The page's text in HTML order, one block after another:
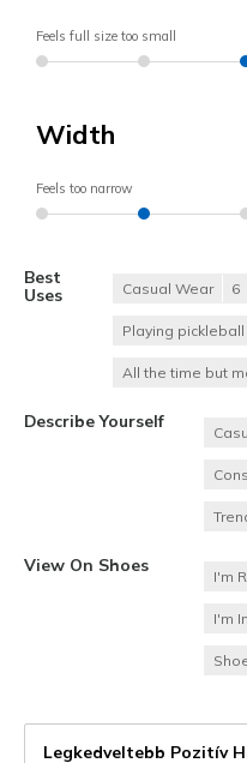
Feels full size too small
Width
Feels too narrow
Best
Uses
Casual Wear 6
Playing pickleball
All the time but
Describe Yourself
View On Shoes
I'm
I'm
Legkedveltebb Pozitív